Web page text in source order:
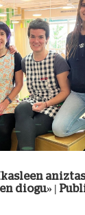
diogu» |